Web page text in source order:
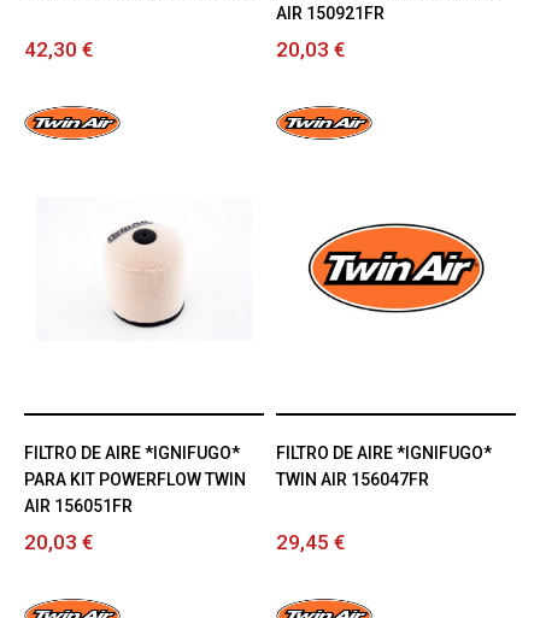
42,30 €
AIR 150921FR
20,03 €
FILTRO DE AIRE *IGNIFUGO*
PARA KIT POWERFLOW TWIN
AIR 156051FR
20,03 €
FILTRO DE AIRE *IGNIFUGO*
TWIN AIR 156047FR
29,45 €